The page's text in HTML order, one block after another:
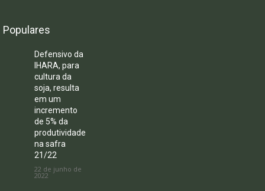
Populares
Defensivo da
IHARA, para
cultura da
soja, resulta
em um
incremento
de 5% da
produtividade
na safra
21/22
22 de junho de
2022